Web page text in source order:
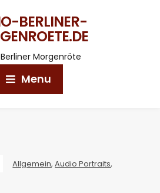
BERLINER-
Morgenröte
Menu
Allgemein,Audio Portraits,